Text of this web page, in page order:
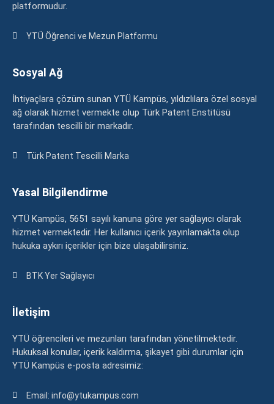
platformudur.
YTÜ Öğrenci ve Mezun Platformu
Sosyal Ağ
İhtiyaçlara çözüm sunan YTÜ Kampüs, yıldızlılara özel sosyal
ağ olarak hizmet vermekte olup Türk Patent Enstitüsü
tarafından tescilli bir markadır.
Türk Patent Tescilli Marka
Yasal Bilgilendirme
YTÜ Kampüs, 5651 sayılı kanuna göre yer sağlayıcı olarak
hizmet vermektedir. Her kullanıcı içerik yayınlamakta olup
hukuka aykırı içerikler için bize ulaşabilirsiniz.
BTK Yer Sağlayıcı
İletişim
YTÜ öğrencileri ve mezunları tarafından yönetilmektedir.
Hukuksal konular, içerik kaldırma, şikayet gibi durumlar için
YTÜ Kampüs e-posta adresimiz:
Email: info@ytukampus.com